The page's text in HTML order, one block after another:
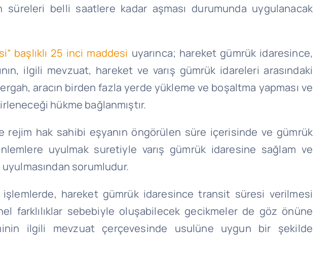
süreleri belli saatlere kadar aşması durumunda uygulanacak
başlıklı 25 inci maddesi uyarınca; hareket gümrük idaresince,
ilgili mevzuat, hareket ve varış gümrük idareleri arasındaki
aracın birden fazla yerde yükleme ve boşaltma yapması ve
hükme bağlanmıştır.
hak sahibi eşyanın öngörülen süre içerisinde ve gümrük
uyulmak suretiyle varış gümrük idaresine sağlam ve
sorumludur.
hareket gümrük idaresince transit süresi verilmesi
farklılıklar sebebiyle oluşabilecek gecikmeler de göz önüne
ilgili mevzuat çerçevesinde usulüne uygun bir şekilde